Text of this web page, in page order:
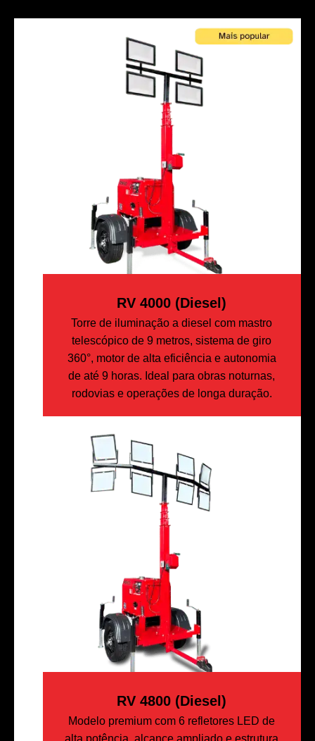
RV 4000 (diesel)
Torre de iluminação a diesel com mastro
telescópico de 9 metros, sistema de giro
360°, motor de alta eficiência e autonomia
de até 9 horas. Ideal para obras noturnas,
rodovias e operações de longa duração.
RV 4800 (Diesel)
Modelo premium com 6 refletores LED de
alta potência, alcance ampliado e estrutura